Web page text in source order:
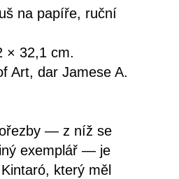
na papíře, ruční
× 32,1 cm.
Art, dar Jamese A.
— z níž se
exemplář — je
který měl